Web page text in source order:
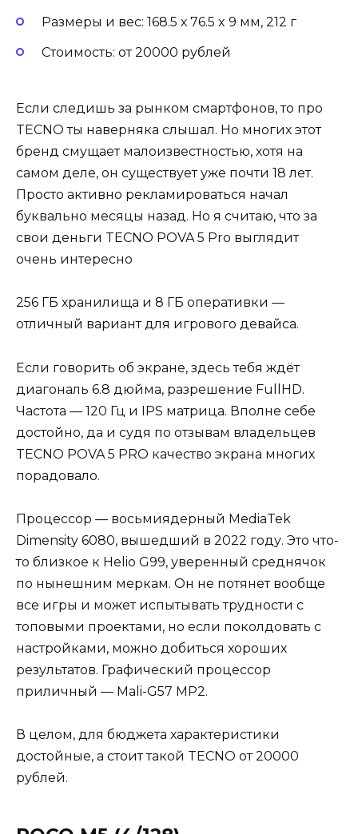
Размеры и вес: 168.5 х 76.5 x 9 мм, 212 г
Стоимость: от 20000 рублей
Если следишь за рынком смартфонов, то про
TECNO ты наверняка слышал. Но многих этот
бренд смущает малоизвестностью, хотя на
самом деле, он существует уже почти 18 лет.
Просто активно рекламироваться начал
буквально месяцы назад. Но я считаю, что за
свои деньги TECNO POVA 5 Pro выглядит
очень интересно
256 ГБ хранилища и 8 ГБ оперативки —
отличный вариант для игрового девайса.
Если говорить об экране, здесь тебя ждёт
диагональ 6.8 дюйма, разрешение FullHD.
Частота — 120 Гц и IPS матрица. Вполне себе
достойно, да и судя по отзывам владельцев
TECNO POVA 5 PRO качество экрана многих
порадовало.
Процессор — восьмиядерный MediaTek
Dimensity 6080, вышедший в 2022 году. Это что-
то близкое к Helio G99, уверенный среднячок
по нынешним меркам. Он не потянет вообще
все игры и может испытывать трудности с
топовыми проектами, но если поколдовать с
настройками, можно добиться хороших
результатов. Графический процессор
приличный — Mali-G57 MP2.
В целом, для бюджета характеристики
достойные, а стоит такой TECNO от 20000
рублей.